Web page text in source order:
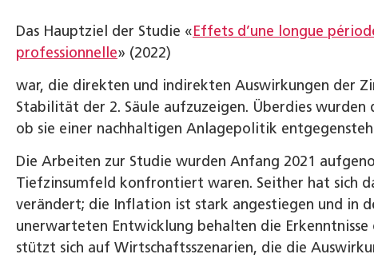
Das Hauptziel der Studie «Effets d’une longue
professionnelle» (2022)
war, die direkten und indirekten Auswirkungen der
Stabilität der 2. Säule aufzuzeigen. Überdies
ob sie einer nachhaltigen Anlagepolitik
Die Arbeiten zur Studie wurden Anfang 2021
Tiefzinsumfeld konfrontiert waren. Seither hat sich
verändert; die Inflation ist stark angestiegen und in
unerwarteten Entwicklung behalten die
stützt sich auf Wirtschaftsszenarien, die die